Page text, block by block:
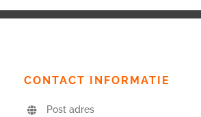
CONTACT INFORMATIE
Post adres